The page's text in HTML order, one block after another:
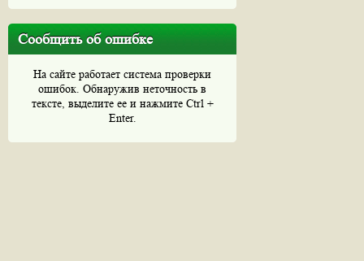
Сообщить об ошибке
На сайте работает система проверки
ошибок. Обнаружив неточность в
тексте, выделите ее и нажмите Ctrl +
Enter.